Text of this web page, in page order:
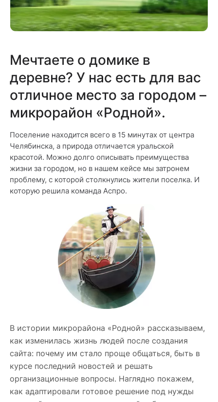
Мечтаете о домике в
деревне? У нас есть для вас
отличное место за городом –
микрорайон «Родной».
Поселение находится всего в 15 минутах от центра
Челябинска, а природа отличается уральской
красотой. Можно долго описывать преимущества
жизни за городом, но в нашем кейсе мы затронем
проблему, с которой столкнулись жители поселка. И
которую решила команда Аспро.
В истории микрорайона «Родной» рассказываем,
как изменилась жизнь людей после создания
сайта: почему им стало проще общаться, быть в
курсе последний новостей и решать
организационные вопросы. Наглядно покажем,
как адаптировали готовое решение под нужды